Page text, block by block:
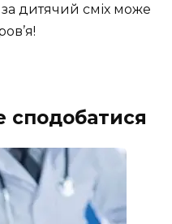
за дитячий сміх може